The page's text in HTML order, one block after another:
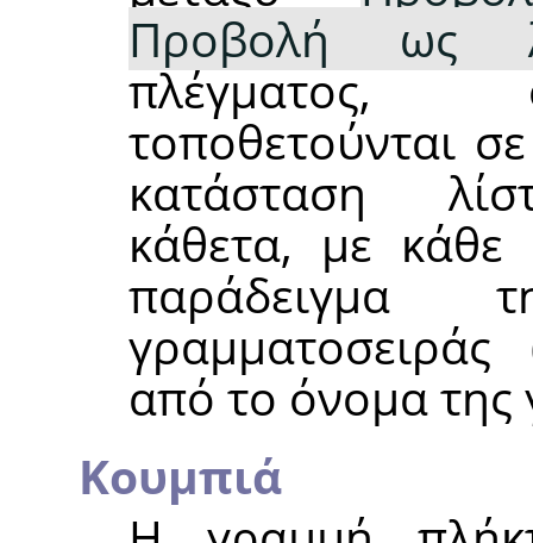
Προβολή ως
πλέγματος,
τοποθετούνται
κατάσταση
κάθετα, με κάθε
παράδειγμα
γραμματοσειράς
από το όνομα της
Κουμπιά